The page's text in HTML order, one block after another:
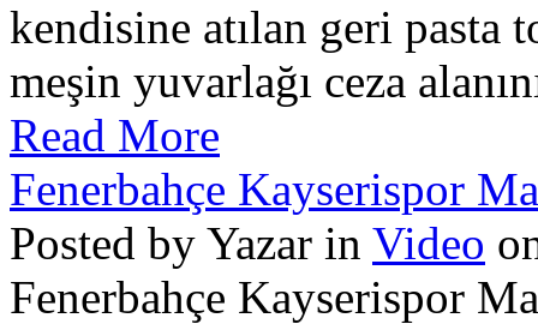
kendisine atılan geri pasta
meşin yuvarlağı ceza
Read More
Fenerbahçe Kayserispor
Posted by Yazar in Video
Fenerbahçe Kayserispor